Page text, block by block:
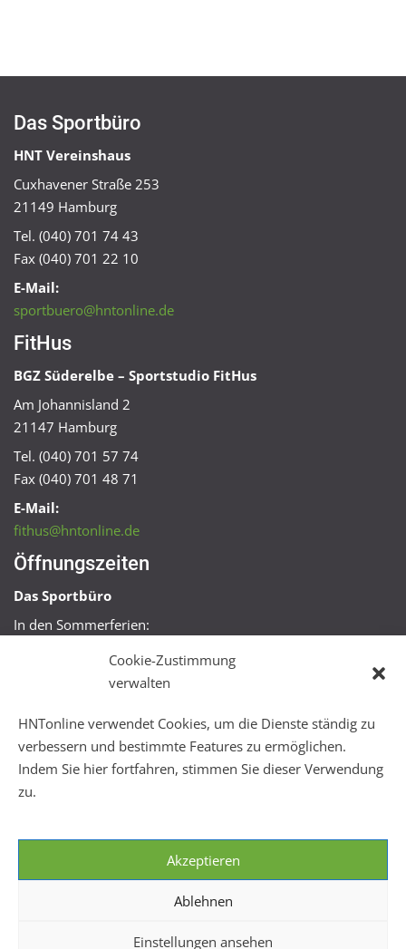
Cookie-Zustimmung
verwalten
HNTonline verwendet Cookies, um die Dienste ständig zu
verbessern und bestimmte Features zu ermöglichen.
Indem Sie hier fortfahren, stimmen Sie dieser Verwendung
zu.
Akzeptieren
Ablehnen
Einstellungen ansehen
Das Sportbüro
HNT Vereinshaus
Cuxhavener Straße 253
21149 Hamburg
Tel. (040) 701 74 43
Fax (040) 701 22 10
E-Mail:
sportbuero@hntonline.de
FitHus
BGZ Süderelbe – Sportstudio FitHus
Am Johannisland 2
21147 Hamburg
Tel. (040) 701 57 74
Fax (040) 701 48 71
E-Mail:
fithus@hntonline.de
Öffnungszeiten
Das Sportbüro
In den Sommerferien:
Mo + Mi 16:00 – 18:00 Uhr
Mo – Fr 08:00 – 22:00 Uhr
Sa + So 10:00 – 18:00 Uhr